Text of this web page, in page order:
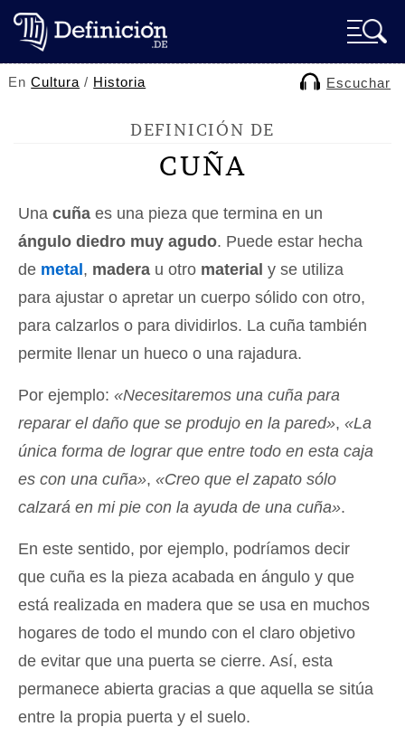
EnCultura / Historia Escuchar
DEFINICIÓN DE
CUÑA
Una cuña es una pieza que termina en un
ángulo diedro muy agudo. Puede estar hecha
de metal , madera u otro material y se utiliza
para ajustar o apretar un cuerpo sólido con otro,
para calzarlos o para dividirlos. La cuña también
permite llenar un hueco o una rajadura.
Por ejemplo: «Necesitaremos una cuña para
reparar el daño que se produjo en la pared», «La
única forma de lograr que entre todo en esta caja
es con una cuña», «Creo que el zapato sólo
calzará en mi pie con la ayuda de una cuña».
En este sentido, por ejemplo, podríamos decir
que cuña es la pieza acabada en ángulo y que
está realizada en madera que se usa en muchos
hogares de todo el mundo con el claro objetivo
de evitar que una puerta se cierre. Así, esta
permanece abierta gracias a que aquella se sitúa
entre la propia puerta y el suelo.